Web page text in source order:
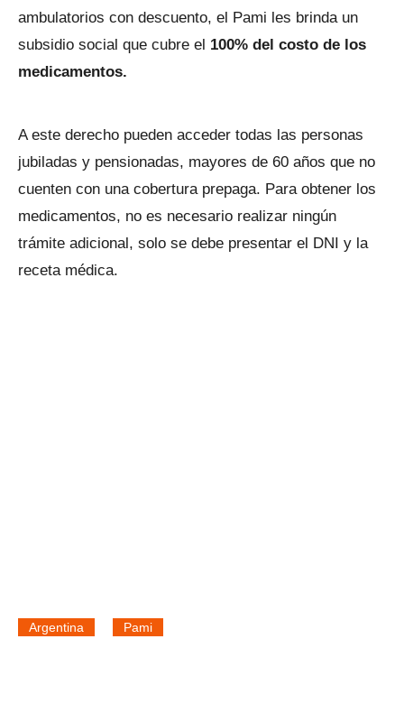
ambulatorios con descuento, el Pami les brinda un
subsidio social que cubre el 100% del costo de los
medicamentos.
A este derecho pueden acceder todas las personas
jubiladas y pensionadas, mayores de 60 años que no
cuenten con una cobertura prepaga. Para obtener los
medicamentos, no es necesario realizar ningún
trámite adicional, solo se debe presentar el DNI y la
receta médica.
Argentina Pami